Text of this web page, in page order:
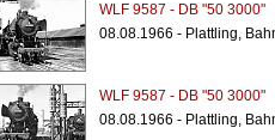
WLF 9587 - DB "50 3000"
08.08.1966 - Plattling,
WLF 9587 - DB "50 3000"
08.08.1966 - Plattling,